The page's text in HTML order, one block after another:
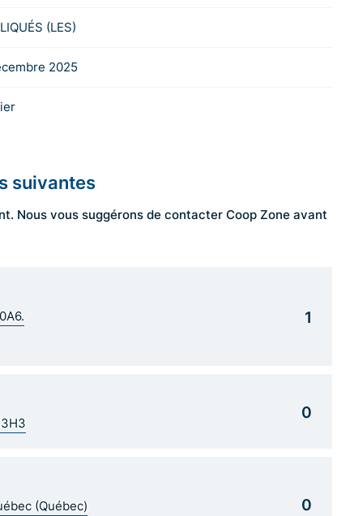
(LES)
2025
suivantes
Nous vous suggérons de contacter Coop Zone avant
1
0
(Québec)
0